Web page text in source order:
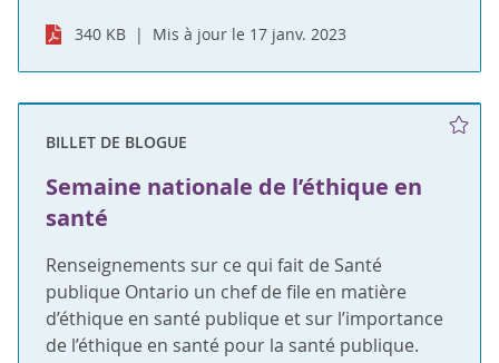
340 KB Mis à jour le 17 janv. 2023
BILLET DE BLOGUE
Semaine nationale de l’éthique en
santé
Renseignements sur ce qui fait de Santé
publique Ontario un chef de file en matière
d’éthique en santé publique et sur l’importance
de l’éthique en santé pour la santé publique.